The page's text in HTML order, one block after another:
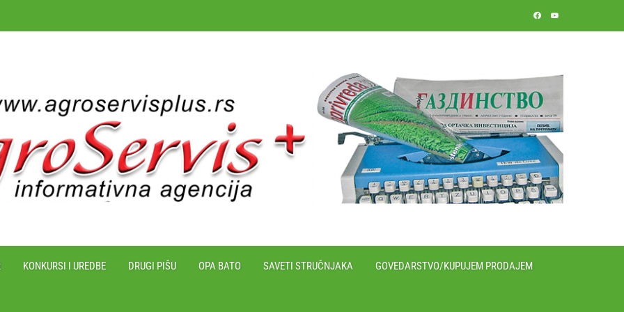
KONKURSI I UREDBE DRUGI PIŠU OPA BATO SAVETI STRUČNJAKA GOVEDARSTVO/KUPUJEM PRODAJEM